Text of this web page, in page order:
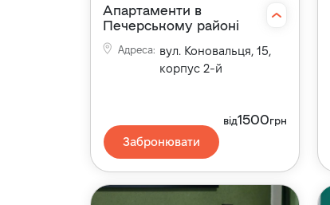
Апартаменти в
Печерському районі
Адреса: вул. Коновальця, 15,
корпус 2-й
від1500грн
Забронювати